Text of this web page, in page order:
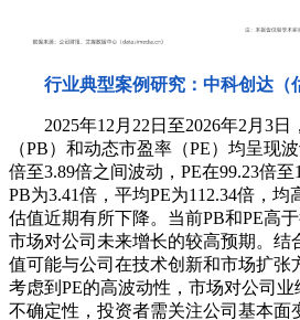
行业典型案例研究：中科创达（
2025年12月22日至2026年2月3日
（PB）和动态市盈率（PE）均呈现
倍至3.89倍之间波动，PE在99.23倍
PB为3.41倍，平均PE为112.34倍，均
估值近期有所下降。当前PB和PE高
市场对公司未来增长的较高预期。结
值可能与公司在技术创新和市场扩张
考虑到PE的高波动性，市场对公司
不确定性，投资者需关注公司基本面